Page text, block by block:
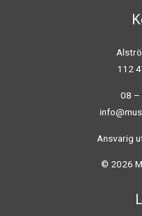
112
08 –
Ansvarig
© 2026